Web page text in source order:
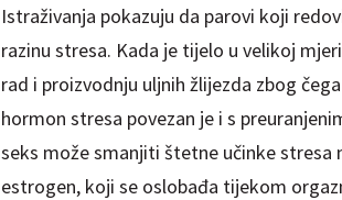
Istraživanja pokazuju da parovi koji
razinu stresa. Kada je tijelo u velikoj
rad i proizvodnju uljnih žlijezda zbog
hormon stresa povezan je i s
seks može smanjiti štetne učinke
estrogen, koji se oslobađa tijekom